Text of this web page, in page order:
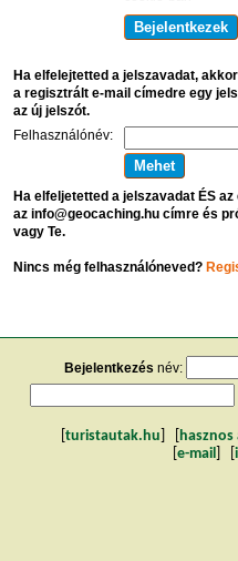
Ha elfelejtetted a jelszavadat,
a regisztrált e-mail címedre egy
az új jelszót.
Felhasználónév:
Ha elfeljetetted a jelszavadat ÉS
az info@geocaching.hu címre és
vagy Te.
Nincs még felhasználóneved?
Bejelentkezés név:
turistautak.hu
e-mail